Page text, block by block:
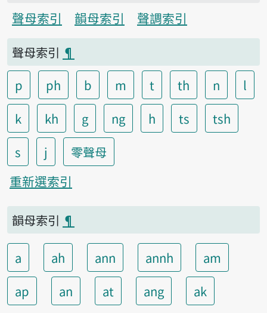
聲母索引
韻母索引
聲調索引
聲母索引 ¶
p
ph b m t th n
l
k
kh g ng h ts
tsh
s
j
零聲母
重新選索引
韻母索引 ¶
a ah ann annh
am
ap
an at ang ak